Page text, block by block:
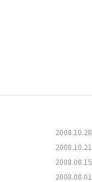
2008.10.28
2008.10.21
2008.08.15
2008.08.01